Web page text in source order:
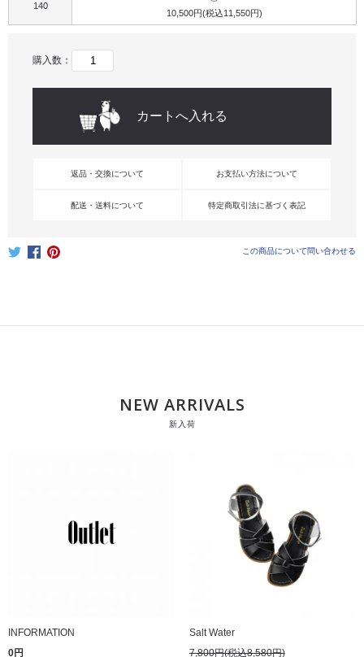
140
10,500円(税込11,550円)
購入数：
返品・交換について お支払い方法について
配送・送料について 特定商取引法に基づく表記
この商品について問い合わせる
NEW ARRIVALS
新入荷
INFORMATION
0円
Salt Water
7,800円(税込8,580円)